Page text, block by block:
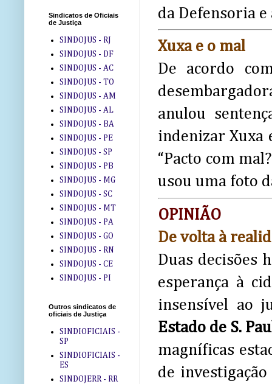
da Defensoria e
Xuxa e o mal
De acordo
anulou
indenizar Xuxa
“Pacto com
usou uma foto
OPINIÃO
De volta à
Duas decisões
esperança à
insensível ao
Estado de S.
magníficas
de
Sindicatos de Oficiais
de Justiça
SINDOJUS - RJ
SINDOJUS - DF
SINDOJUS - AC
SINDOJUS - TO
SINDOJUS - AM
SINDOJUS - AL
SINDOJUS - BA
SINDOJUS - PE
SINDOJUS - SP
SINDOJUS - PB
SINDOJUS - MG
SINDOJUS - SC
SINDOJUS - MT
SINDOJUS - PA
SINDOJUS - GO
SINDOJUS - RN
SINDOJUS - CE
SINDOJUS - PI
Outros sindicatos de
oficiais de Justiça
SINDIOFICIAIS -
SP
SINDIOFICIAIS -
ES
SINDOJERR - RR